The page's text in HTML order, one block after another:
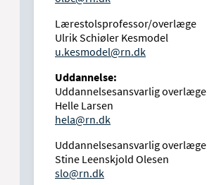
Lærestolsprofessor/overlæge
Ulrik Schiøler Kesmodel
u.kesmodel@rn.dk
Uddannelse:
Uddannelsesansvarlig overlæge
Helle Larsen
hela@rn.dk
Uddannelsesansvarlig overlæge
Stine Leenskjold Olesen
slo@rn.dk